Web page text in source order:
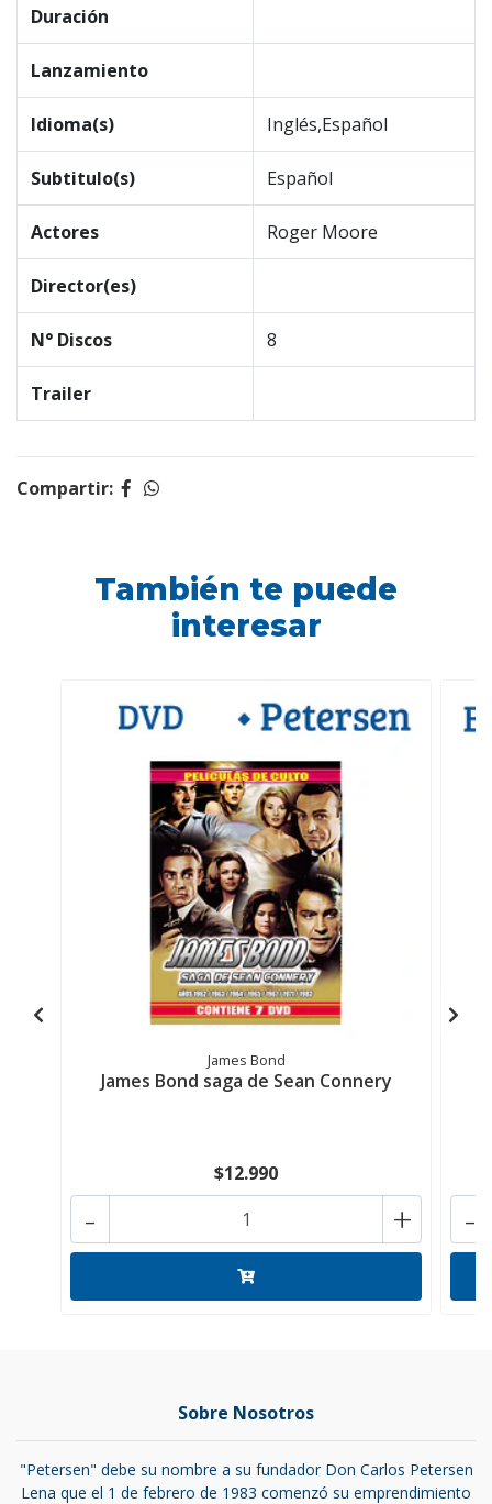
Duración
Lanzamiento
Idioma(s) Inglés,Español
Subtitulo(s) Español
Actores Roger Moore
Director(es)
N° Discos 8
Trailer
Compartir:
También te puede
interesar
James Bond
James Bond saga de Sean Connery
$12.990
+
- -
Sobre Nosotros
"Petersen" debe su nombre a su fundador Don Carlos Petersen
Lena que el 1 de febrero de 1983 comenzó su emprendimiento